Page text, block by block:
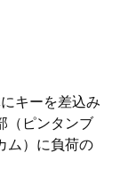
キーを差込み
（ピンタンブ
ム）に負荷の